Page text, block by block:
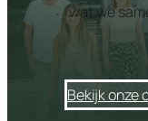
wat we
Bekijk onze